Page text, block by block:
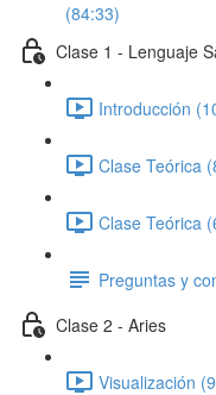
(84:33)
Clase 1 - Lenguaje
Introducción
Clase Teórica
Clase Teórica
Preguntas y
Clase 2 - Aries
Visualización